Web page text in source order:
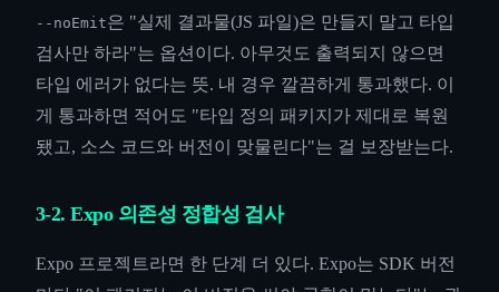
--noEmit은 "실제 결과물(JS 파일)은 만들지 말고 타입
검사만 하라"는 옵션이다. 아무것도 출력되지 않으면
타입 에러가 없다는 뜻. 내 경우 깔끔하게 통과했다. 이
게 통과하면 적어도 "타입 정의 패키지가 제대로 복원
됐고, 소스 코드와 버전이 맞물린다"는 걸 보장받는다.
3-2. Expo 의존성 정합성 검사
Expo 프로젝트라면 한 단계 더 있다. Expo는 SDK 버전